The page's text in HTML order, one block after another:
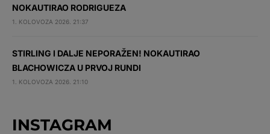
NOKAUTIRAO RODRIGUEZA
1. KOLOVOZA 2026. 21:37
STIRLING I DALJE NEPORAŽEN! NOKAUTIRAO
BLACHOWICZA U PRVOJ RUNDI
1. KOLOVOZA 2026. 21:10
INSTAGRAM